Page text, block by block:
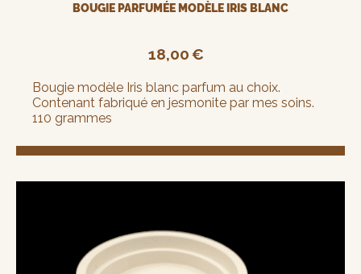
BOUGIE PARFUMÉE MODÈLE IRIS BLANC
18,00€
Bougie modèle Iris blanc parfum au choix.
Contenant fabriqué en jesmonite par mes soins.
110 grammes